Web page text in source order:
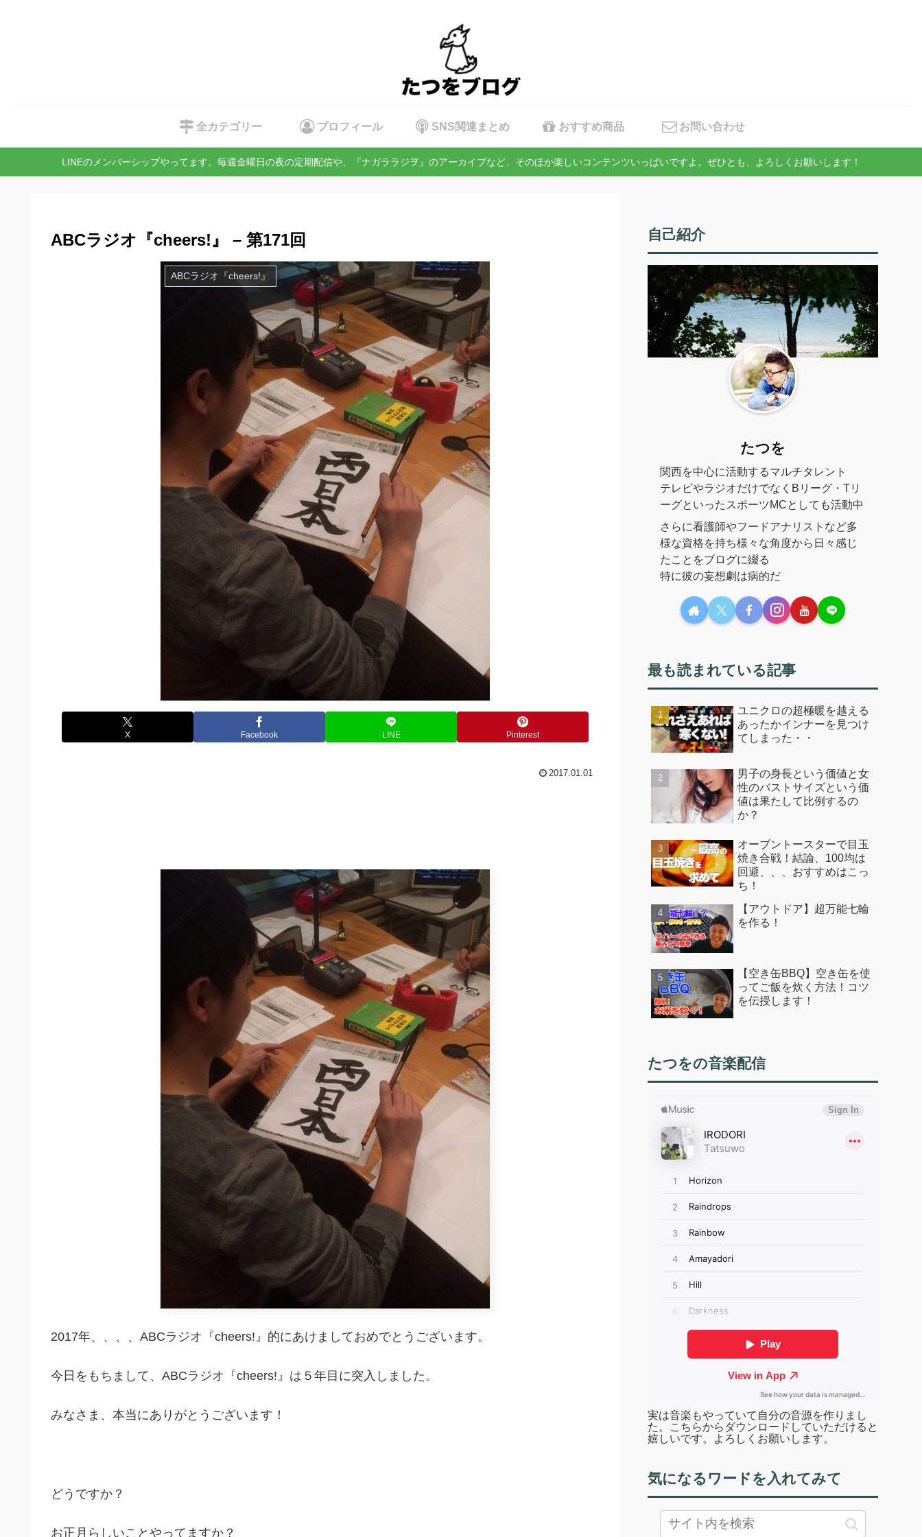
全カテゴリー プロフィール SNS関連まとめ おすすめ商品 お問い合わせ
LINEのメンバーシップやってます。毎週金曜日の夜の定期配信や、『ナガララジヲ』のアーカイブなど、そのほか楽しいコンテンツいっぱいですよ。ぜひとも、よろしくお願いします！
ABCラジオ『cheers!』 – 第171回
ABCラジオ『cheers!』
X Facebook LINE Pinterest
2017.01.01
2017年、、、、ABCラジオ『cheers!』的にあけましておめでとうございます。
今日をもちまして、ABCラジオ『cheers!』は５年目に突入しました。
みなさま、本当にありがとうございます！
どうですか？
お正月らしいことやってますか？
自己紹介
たつを
関西を中心に活動するマルチタレント
テレビやラジオだけでなくBリーグ・Tリ
ーグといったスポーツMCとしても活動中
さらに看護師やフードアナリストなど多
様な資格を持ち様々な角度から日々感じ
たことをブログに綴る
特に彼の妄想劇は病的だ
最も読まれている記事
ユニクロの超極暖を越える
あったかインナーを見つけ
てしまった・・
男子の身長という価値と女
性のバストサイズという価
値は果たして比例するの
か？
オーブントースターで目玉
焼き合戦！結論、100均は
回避、、、おすすめはこっ
ち！
【アウトドア】超万能七輪
を作る！
【空き缶BBQ】空き缶を使
ってご飯を炊く方法！コツ
を伝授します！
たつをの音楽配信
実は音楽もやっていて自分の音源を作りまし
た。こちらからダウンロードしていただけると
嬉しいです。よろしくお願いします。
気になるワードを入れてみて